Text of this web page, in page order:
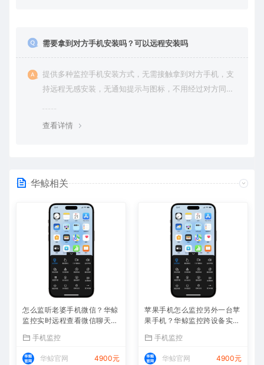
需要拿到对方手机安装吗？可以远程安装吗
提供多种监控手机安装方式，无需接触拿到对方手机，支
持远程无感安装，无通知提示与图标，不用经过对方同意
查看详情
华鲸相关
怎么监听老婆手机微信？华鲸
监控实时远程查看微信聊天记
手机监控
华鲸官网 4900元
苹果手机怎么监控另外一台苹
果手机？华鲸监控跨设备实时
手机监控
华鲸官网 4900元